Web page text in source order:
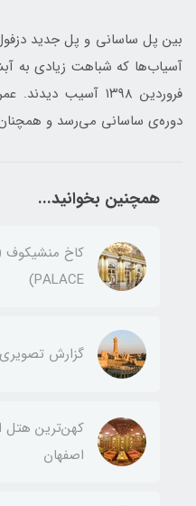
بین پل ساسانی و پل جدید
آسیاب‌ها که شباهت زیادی به
فروردین ۱۳۹۸ آسیب
دوره‌ی ساسانی می‌رسد و
همچنین بخوانید...
PALACE)
گزارش
کهن‌ترین هتل
اصفهان